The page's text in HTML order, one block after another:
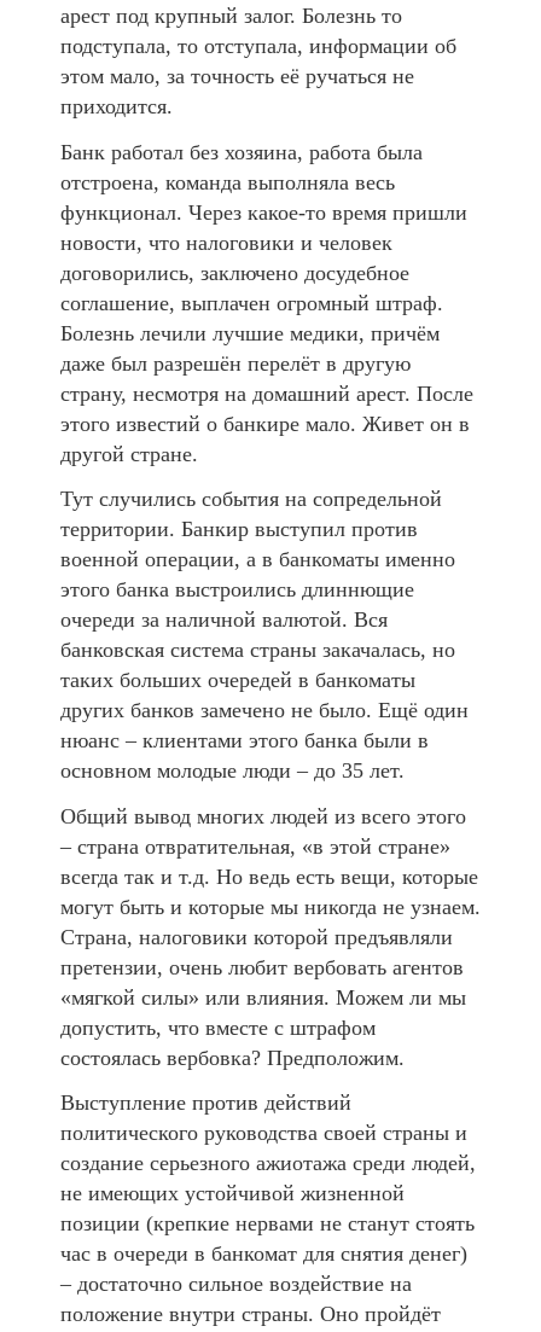
арест под крупный залог. Болезнь то
подступала, то отступала, информации об
этом мало, за точность её ручаться не
приходится.
Банк работал без хозяина, работа была
отстроена, команда выполняла весь
функционал. Через какое-то время пришли
новости, что налоговики и человек
договорились, заключено досудебное
соглашение, выплачен огромный штраф.
Болезнь лечили лучшие медики, причём
даже был разрешён перелёт в другую
страну, несмотря на домашний арест. После
этого известий о банкире мало. Живет он в
другой стране.
Тут случились события на сопредельной
территории. Банкир выступил против
военной операции, а в банкоматы именно
этого банка выстроились длиннющие
очереди за наличной валютой. Вся
банковская система страны закачалась, но
таких больших очередей в банкоматы
других банков замечено не было. Ещё один
нюанс – клиентами этого банка были в
основном молодые люди – до 35 лет.
Общий вывод многих людей из всего этого
– страна отвратительная, «в этой стране»
всегда так и т.д. Но ведь есть вещи, которые
могут быть и которые мы никогда не узнаем.
Страна, налоговики которой предъявляли
претензии, очень любит вербовать агентов
«мягкой силы» или влияния. Можем ли мы
допустить, что вместе с штрафом
состоялась вербовка? Предположим.
Выступление против действий
политического руководства своей страны и
создание серьезного ажиотажа среди людей,
не имеющих устойчивой жизненной
позиции (крепкие нервами не станут стоять
час в очереди в банкомат для снятия денег)
– достаточно сильное воздействие на
положение внутри страны. Оно пройдёт